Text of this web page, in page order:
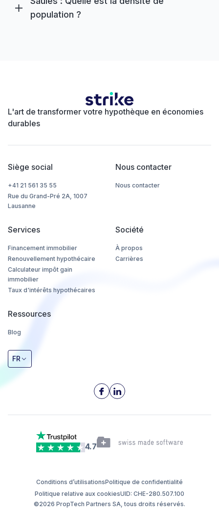
population ?
L'art de transformer votre hypothèque en économies
durables
Siège social
+41 21 561 35 55
Rue du Grand-Pré 2A, 1007
Lausanne
Nous contacter
Nous contacter
Services
Financement immobilier
Renouvellement hypothécaire
Calculateur impôt gain
immobilier
Taux d'intérêts hypothécaires
Société
À propos
Carrières
Ressources
Blog
FR
4.7
©2026 PropTech Partners SA, tous droits réservés.
Conditions d’utilisationsPolitique de confidentialité
Politique relative aux cookiesUID: CHE-280.507.100